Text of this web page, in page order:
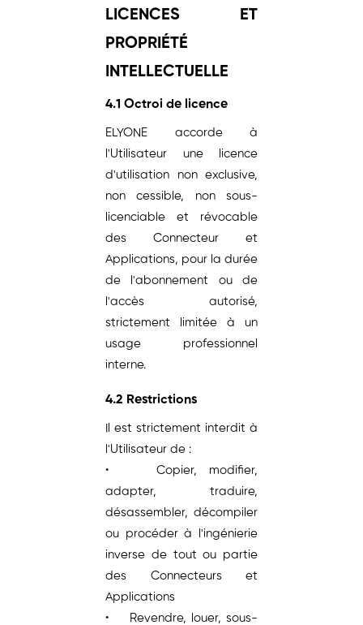
LICENCES ET
PROPRIÉTÉ
INTELLECTUELLE
4.1 Octroi de licence
ELYONE accorde à
l'Utilisateur une licence
d'utilisation non exclusive,
non cessible, non sous-
licenciable et révocable
des Connecteur et
Applications, pour la durée
de l'abonnement ou de
l'accès autorisé,
strictement limitée à un
usage professionnel
interne.
4.2 Restrictions
Il est strictement interdit à
l'Utilisateur de :
• Copier, modifier,
adapter, traduire,
désassembler, décompiler
ou procéder à l'ingénierie
inverse de tout ou partie
des Connecteurs et
Applications
• Revendre, louer, sous-